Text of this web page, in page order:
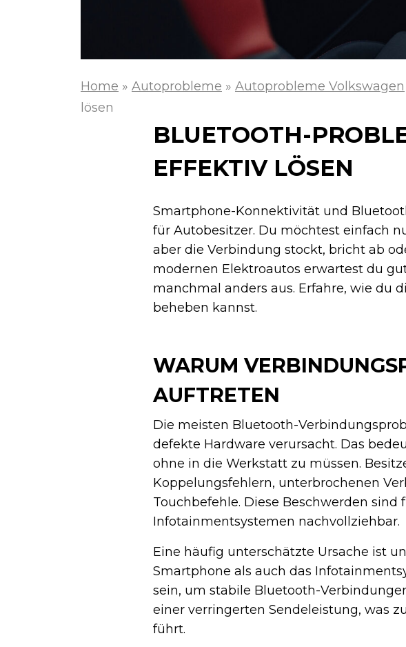
Home » Autoprobleme » Autoprobleme Volkswagen
lösen
BLUETOOTH-
EFFEKTIV LÖSEN
Smartphone-Konnektivität und
für Autobesitzer. Du möchtest einfach
aber die Verbindung stockt, bricht ab
modernen Elektroautos erwartest du
manchmal anders aus. Erfahre, wie du
beheben kannst.
WARUM
AUFTRETEN
Die meisten Bluetooth-
defekte Hardware verursacht. Das
ohne in die Werkstatt zu müssen.
Koppelungsfehlern, unterbrochenen
Touchbefehle. Diese Beschwerden
Infotainmentsystemen nachvollziehbar.
Eine häufig unterschätzte Ursache ist
Smartphone als auch das
sein, um stabile Bluetooth-
einer verringerten Sendeleistung, was
führt.